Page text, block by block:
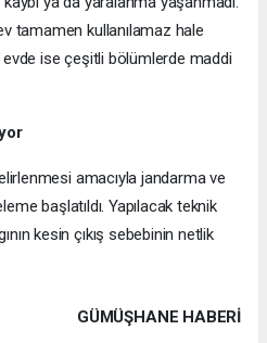
tamamen kullanılamaz hale
evde ise çeşitli bölümlerde maddi
amacıyla jandarma ve
başlatıldı. Yapılacak teknik
kesin çıkış sebebinin netlik
GÜMÜŞHANE HABERİ